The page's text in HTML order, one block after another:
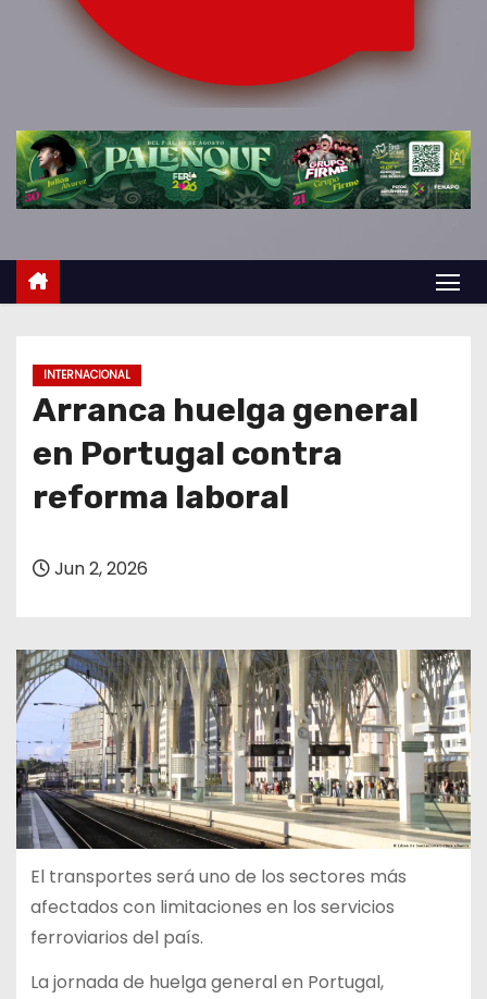
INTERNACIONAL
Arranca huelga general
en Portugal contra
reforma laboral
Jun 2, 2026
El transportes será uno de los sectores más
afectados con limitaciones en los servicios
ferroviarios del país.
La jornada de huelga general en Portugal,